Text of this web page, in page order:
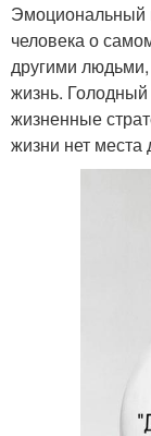
Эмоциональный
человека о
другими людьми,
жизнь.
жизненные
жизни нет места